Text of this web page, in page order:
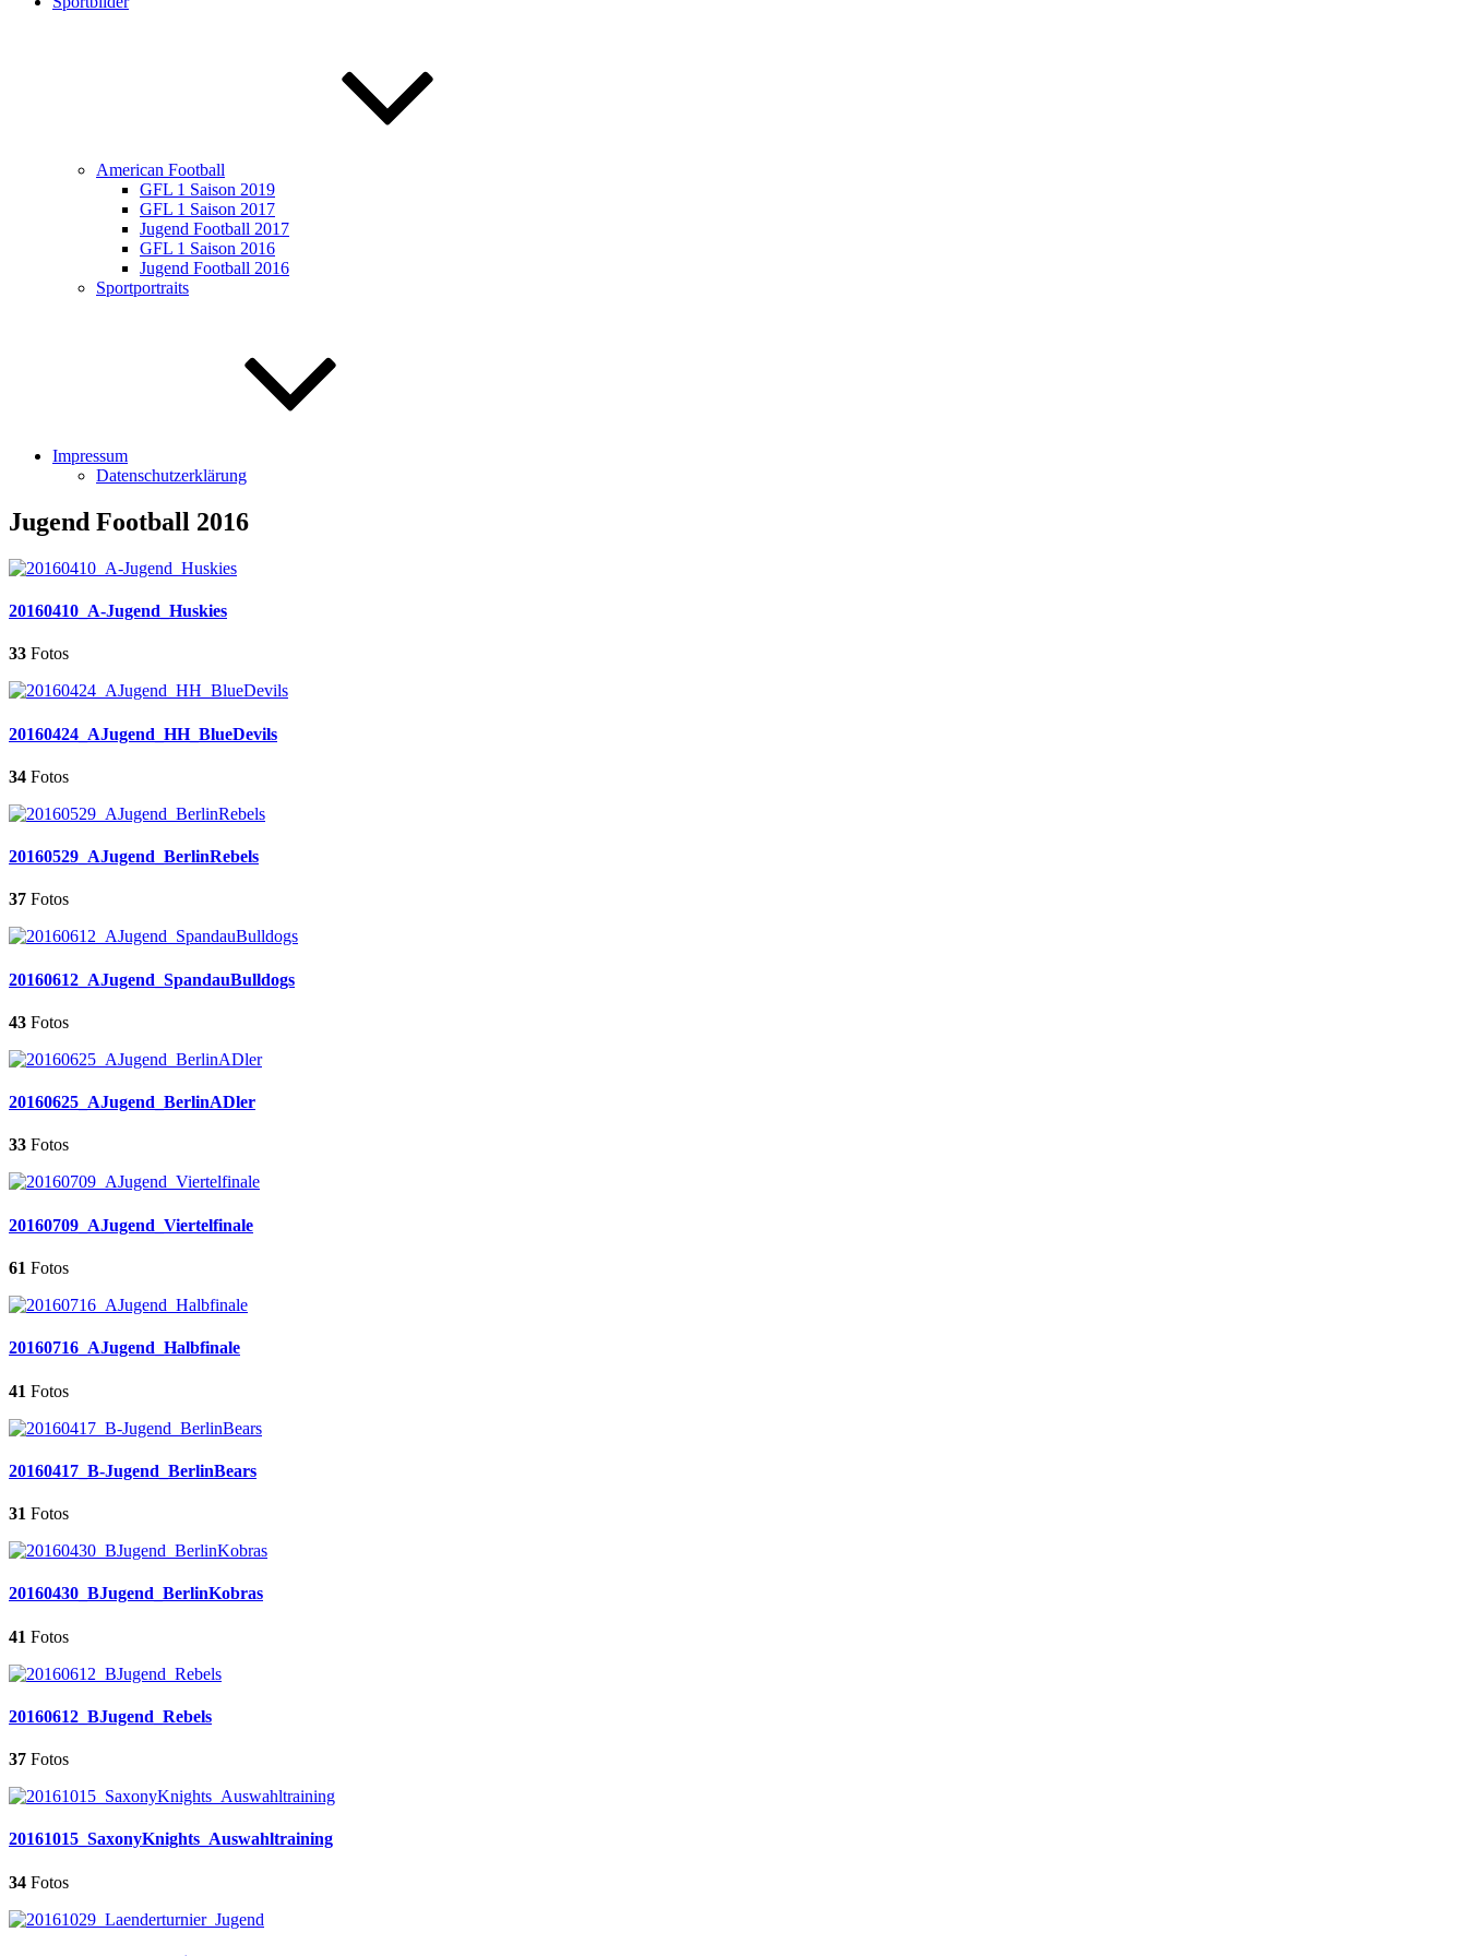
American Football
GFL 1 Saison 2019
GFL 1 Saison 2017
Jugend Football 2017
GFL 1 Saison 2016
Jugend Football 2016
Sportportraits
Impressum
Datenschutzerklärung
Jugend Football 2016
20160410_A-Jugend_Huskies
33 Fotos
20160424_AJugend_HH_BlueDevils
34 Fotos
20160529_AJugend_BerlinRebels
37 Fotos
20160612_AJugend_SpandauBulldogs
43 Fotos
20160625_AJugend_BerlinADler
33 Fotos
20160709_AJugend_Viertelfinale
61 Fotos
20160716_AJugend_Halbfinale
41 Fotos
20160417_B-Jugend_BerlinBears
31 Fotos
20160430_BJugend_BerlinKobras
41 Fotos
20160612_BJugend_Rebels
37 Fotos
20161015_SaxonyKnights_Auswahltraining
34 Fotos